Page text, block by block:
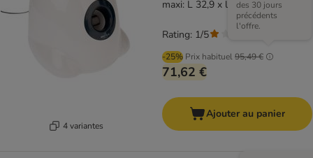
4 variantes
maxi: L 32,9 x l 32,2 x H 28,3 cm
-25% Prix habituel95,49 €
des 30 jours
précédents
l'offre.
71,62 €
Rating: 1/5
Ajouter au panier